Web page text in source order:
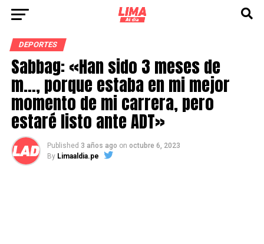
DEPORTES
Sabbag: «Han sido 3 meses de
m…, porque estaba en mi mejor
momento de mi carrera, pero
estaré listo ante ADT»
Published 3 años ago on octubre 6, 2023
By Limaaldia.pe